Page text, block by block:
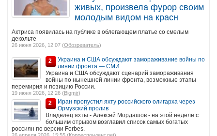
живых, произвела фурор своим
молодым видом на красн
Актриса появилась на публике в облегающем платье со смелым
декольте
26 июня 2026, 12:07 (Обозреватель)
2
Украина и США обсуждают замораживание войны по
линии фронта — СМИ
Украина и США обсуждают сценарий замораживания
войны по нынешней линии фронта, возможные этапы
перемирия и позицию России.
19 июня 2026, 12:26 (Bigmir)
2
Иран пропустил яхту российского олигарха через
Ормузский пролив
Владелец яхты - Алексей Мордашов - на этой неделе с
большим отрывом возглавил список самых богатых
россиян по версии Forbes.